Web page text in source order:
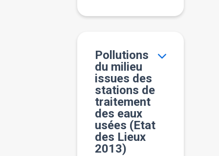
Pollutions
du milieu
issues des
stations de
traitement
des eaux
usées (Etat
des Lieux
2013)